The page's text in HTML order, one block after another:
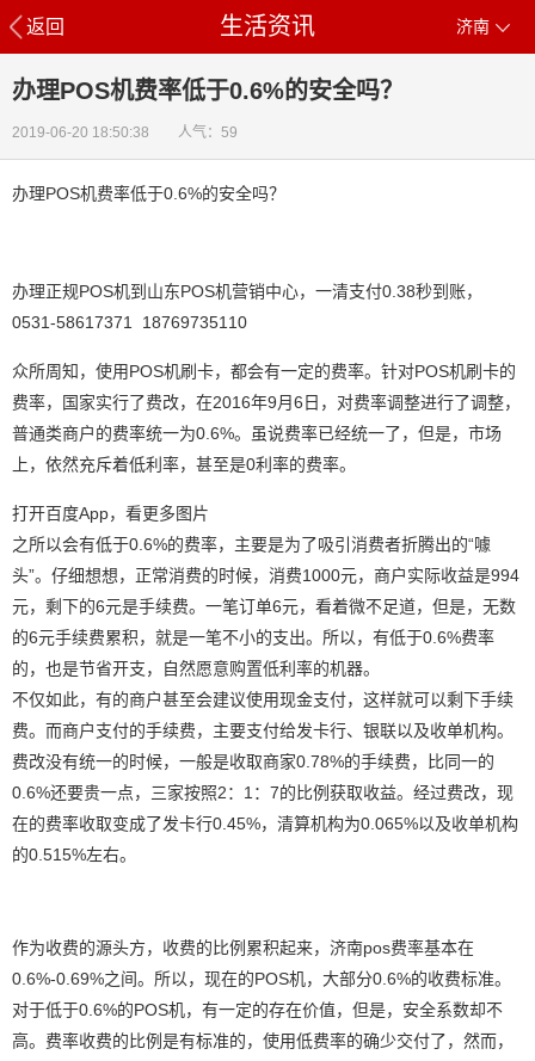
返回 济南
生活资讯
办理POS机费率低于0.6%的安全吗？
2019-06-20 18:50:38 人气：59
办理POS机费率低于0.6%的安全吗？
办理正规POS机到山东POS机营销中心，一清支付0.38秒到账，
0531-58617371 18769735110
众所周知，使用POS机刷卡，都会有一定的费率。针对POS机刷卡的
费率，国家实行了费改，在2016年9月6日，对费率调整进行了调整，
普通类商户的费率统一为0.6%。虽说费率已经统一了，但是，市场
上，依然充斥着低利率，甚至是0利率的费率。
打开百度App，看更多图片
之所以会有低于0.6%的费率，主要是为了吸引消费者折腾出的“噱
头”。仔细想想，正常消费的时候，消费1000元，商户实际收益是994
元，剩下的6元是手续费。一笔订单6元，看着微不足道，但是，无数
的6元手续费累积，就是一笔不小的支出。所以，有低于0.6%费率
的，也是节省开支，自然愿意购置低利率的机器。
不仅如此，有的商户甚至会建议使用现金支付，这样就可以剩下手续
费。而商户支付的手续费，主要支付给发卡行、银联以及收单机构。
费改没有统一的时候，一般是收取商家0.78%的手续费，比同一的
0.6%还要贵一点，三家按照2：1：7的比例获取收益。经过费改，现
在的费率收取变成了发卡行0.45%，清算机构为0.065%以及收单机构
的0.515%左右。
作为收费的源头方，收费的比例累积起来，济南pos费率基本在
0.6%-0.69%之间。所以，现在的POS机，大部分0.6%的收费标准。
对于低于0.6%的POS机，有一定的存在价值，但是，安全系数却不
高。费率收费的比例是有标准的，使用低费率的确少交付了，然而，